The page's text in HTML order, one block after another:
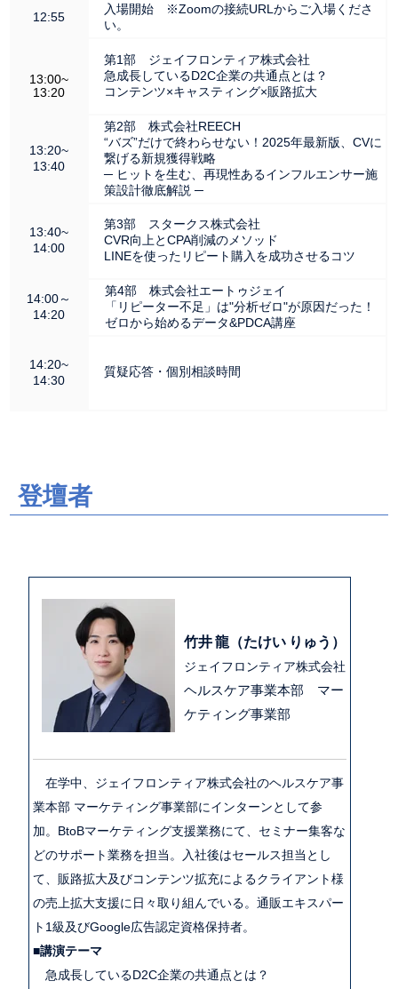
12:55
入場開始 ※Zoomの接続URLからご入場くださ
い。
13:00~
13:20
第1部 ジェイフロンティア株式会社
急成長しているD2C企業の共通点とは？
コンテンツ×キャスティング×販路拡大
13:20~
13:40
第2部 株式会社REECH
“バズ”だけで終わらせない！2025年最新版、CVに
繋げる新規獲得戦略
─ ヒットを生む、再現性あるインフルエンサー施
策設計徹底解説 ─
13:40~
14:00
第3部 スタークス株式会社
CVR向上とCPA削減のメソッド
LINEを使ったリピート購入を成功させるコツ
14:00～
14:20
第4部 株式会社エートゥジェイ
「リピーター不足」は"分析ゼロ"が原因だった！
ゼロから始めるデータ&PDCA講座
14:20~
14:30
質疑応答・個別相談時間
登壇者
竹井 龍（たけい りゅう）
ジェイフロンティア株式会社
ヘルスケア事業本部 マー
ケティング事業部
在学中、ジェイフロンティア株式会社のヘルスケア事
業本部 マーケティング事業部にインターンとして参
加。​BtoBマーケティング支援業務にて、セミナー集客な
どのサポート業務を担当。​入社後はセールス担当とし
て、販路拡大及びコンテンツ拡充によるクライアント様
の売上拡大支援に日々取り組んでいる。​通販エキスパー
ト1級及びGoogle広告認定資格保持者。​
■講演テーマ
急成長しているD2C企業の共通点とは？